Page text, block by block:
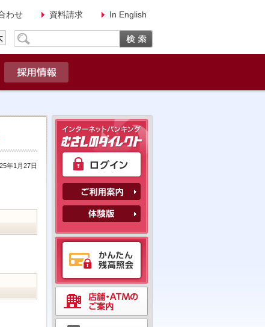
わせ 資料請求 In English
年1月27日